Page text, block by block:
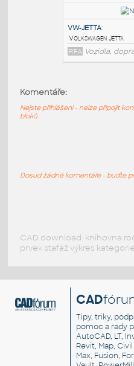
SCHOOL
School Bus
RFA
Volkswagen
Komentáře:
Nejste přihlášeni - nelze připojit
bloků
Dosud žádné komentáře - buďte
CAD download: knihovna
prvek stafáž výkres
CAD
Tipy, triky,
pomoc a rady
AutoCAD, LT,
Revit, Map, Civil
Max, Fusion,